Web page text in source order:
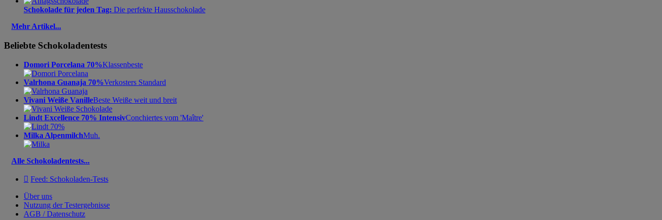
Schokolade für jeden Tag: Die perfekte Hausschokolade
Mehr Artikel...
Beliebte Schokoladentests
Domori Porcelana 70%Klassenbeste
Valrhona Guanaja 70%Verkosters Standard
Vivani Weiße VanilleBeste Weiße weit und breit
Lindt Excellence 70% IntensivConchiertes vom 'Maître'
Milka AlpenmilchMuh.
Alle Schokoladentests...
 Feed: Schokoladen-Tests
Über uns
Nutzung der Testergebnisse
AGB / Datenschutz